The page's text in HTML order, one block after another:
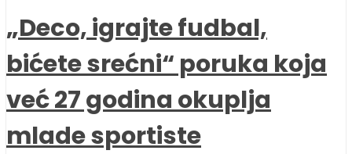
„Deco, igrajte fudbal,
bićete srećni“ poruka koja
već 27 godina okuplja
mlade sportiste